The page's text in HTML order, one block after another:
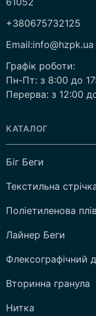
+380675732125
Email:info@hzpk.ua
Графік роботи:
Пн-Пт: з 8:00 до
Перерва: з 12:00
КАТАЛОГ
Біг Беги
Текстильна
Поліетиленова
Лайнер Беги
Флексографічний
Вторинна гранула
Нитка